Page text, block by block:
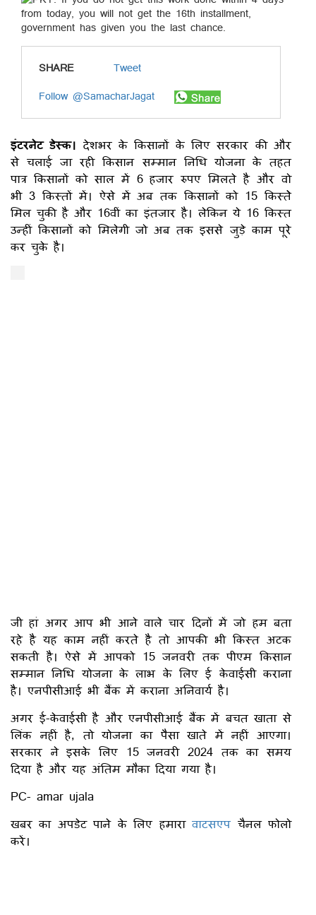
SHARE
Tweet
Follow @SamacharJagat
इंटरनेट डेस्क। देशभर के किसानों के लिए सरकार की और
से चलाई जा रही किसान सम्मान निधि योजना के तहत
पात्र किसानों को साल में 6 हजार रुपए मिलते है और वो
भी 3 किस्तों में। ऐसे में अब तक किसानों को 15 किस्तेे
मिल चुकी है और 16वीं का इंतजार है। लेकिन ये 16 किस्त
उन्हीं किसानों को मिलेगी जो अब तक इससे जुड़े काम पूरे
कर चुके है।
जी हां अगर आप भी आने वाले चार दिनों में जो हम बता
रहे है यह काम नहीं करते है तो आपकी भी किस्त अटक
सकती है। ऐसे में आपको 15 जनवरी तक पीएम किसान
सम्मान निधि योजना के लाभ के लिए ई केवाईसी कराना
है। एनपीसीआई भी बैंक में कराना अनिवार्य है।
अगर ई-केवाईसी है और एनपीसीआई बैंक में बचत खाता से
लिंक नहीं है, तो योजना का पैसा खाते में नहीं आएगा।
सरकार ने इसके लिए 15 जनवरी 2024 तक का समय
दिया है और यह अंतिम मौका दिया गया है।
PC- amar ujala
खबर का अपडेट पाने के लिए हमारावाटसएप चैनल फोलो
करें।